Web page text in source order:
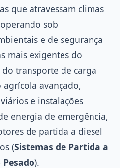
que atravessam climas
sob
e de segurança
mais exigentes do
transporte de carga
avançado,
e instalações
energia de emergência,
de partida a diesel
(Sistemas de Partida a
).